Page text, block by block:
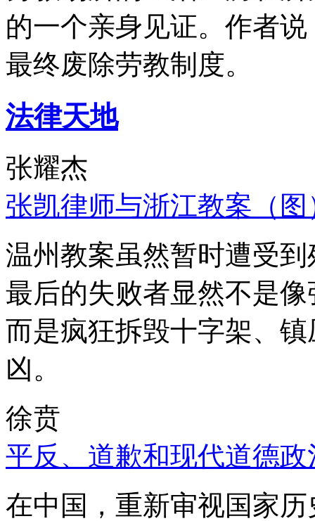
的一个亲身见证。作者
最终废除劳教制度。
法律天地
张耀杰
张凯律师与浙江教案（图
温州教案虽然暂时遭受
最后的失败者显然不是
而是疯狂拆毁十字架、
凶。
徐贲
平反、道歉和现代道德政
在中国，重新审视国家